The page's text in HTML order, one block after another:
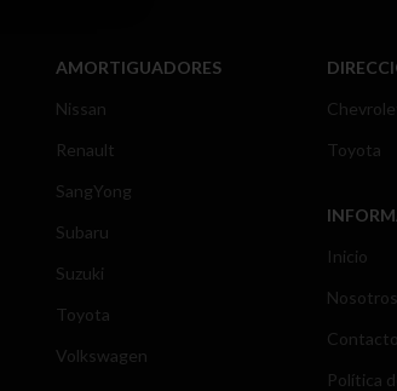
AMORTIGUADORES
Nissan
Renault
SangYong
Subaru
Suzuki
Toyota
Volkswagen
Toyota
Inicio
Nosotros
Contacto
Política